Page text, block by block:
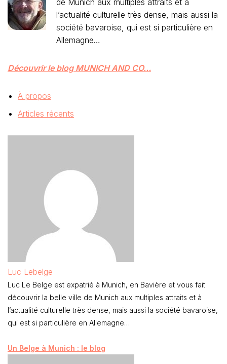
de Munich aux multiples attraits et à
l’actualité culturelle très dense, mais aussi la
société bavaroise, qui est si particulière en
Allemagne…
Découvrir le blog MUNICH AND CO…
À propos
Articles récents
Luc Lebelge
Luc Le Belge est expatrié à Munich, en Bavière et vous fait
découvrir la belle ville de Munich aux multiples attraits et à
l’actualité culturelle très dense, mais aussi la société bavaroise,
qui est si particulière en Allemagne…
Un Belge à Munich : le blog